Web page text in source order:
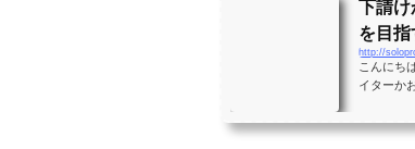
下請け
を目指
主のバ
月間
んに学
http://
こんにち
イターか
たちにと